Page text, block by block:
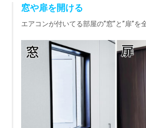
窓や扉を開ける
エアコンが付いてる部屋の”窓”と”扉”を